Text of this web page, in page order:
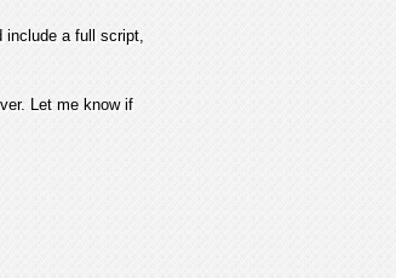
include a full script,
Let me know if